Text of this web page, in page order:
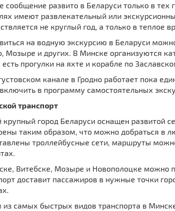
сообщение развито в Беларуси только в тех
имеют развлекательный или
не круглый год, а только в теплое
на водную экскурсию в Беларуси
Мозыре и других. В Минске организуются
прогулки на яхте и корабле по
канале в Гродно работает пока
в программу самостоятельных
транспорт
город Беларуси оснащен развитой
таким образом, что можно добраться в
троллейбусные сети, маршруты
Витебске, Мозыре и Новополоцке можно
доставит пассажиров в нужные точки
из самых быстрых видов транспорта в